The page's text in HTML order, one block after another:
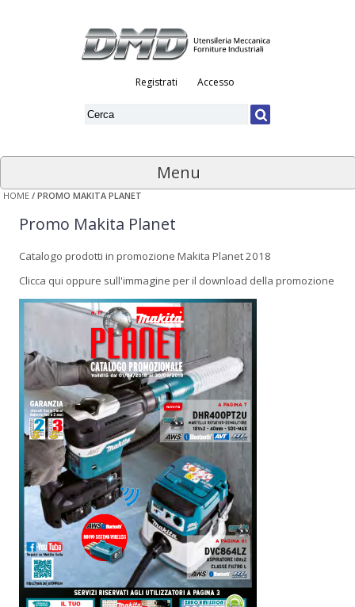
Registrati Accesso
Menu
HOME / PROMO MAKITA PLANET
Promo Makita Planet
Catalogo prodotti in promozione Makita Planet 2018
Clicca qui oppure sull'immagine per il download della promozione